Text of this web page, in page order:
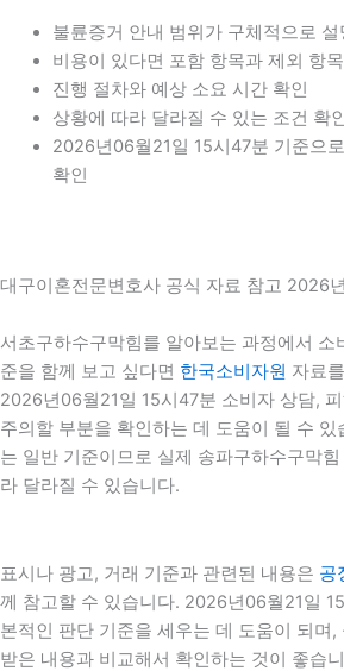
불륜증거 안내 범위가 구체적으로
비용이 있다면 포함 항목과 제외 항
진행 절차와 예상 소요 시간 확인
상황에 따라 달라질 수 있는 조건 확
2026년06월21일 15시47분 기준으
확인
대구이혼전문변호사 공식 자료 참고 2026
서초구하수구막힘를 알아보는 과정에서 소
준을 함께 보고 싶다면 한국소비자원 자료
2026년06월21일 15시47분 소비자 상담,
주의할 부분을 확인하는 데 도움이 될 수
는 일반 기준이므로 실제 송파구하수구막
라 달라질 수 있습니다.
표시나 광고, 거래 기준과 관련된 내용은 공
께 참고할 수 있습니다. 2026년06월21일
본적인 판단 기준을 세우는 데 도움이 되며,
받은 내용과 비교해서 확인하는 것이 좋습